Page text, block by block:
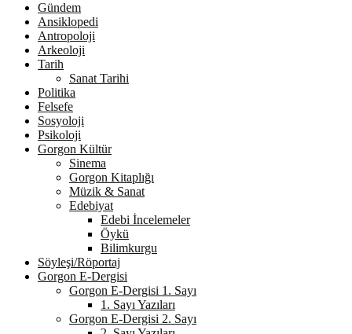
Gündem
Ansiklopedi
Antropoloji
Arkeoloji
Tarih
Sanat Tarihi
Politika
Felsefe
Sosyoloji
Psikoloji
Gorgon Kültür
Sinema
Gorgon Kitaplığı
Müzik & Sanat
Edebiyat
Edebi İncelemeler
Öykü
Bilimkurgu
Söyleşi/Röportaj
Gorgon E-Dergisi
Gorgon E-Dergisi 1. Sayı
1. Sayı Yazıları
Gorgon E-Dergisi 2. Sayı